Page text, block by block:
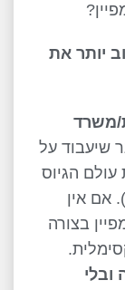
יותר את
משרד
שיעבוד על
הגיוס
אם אין
בצורה
ובלי